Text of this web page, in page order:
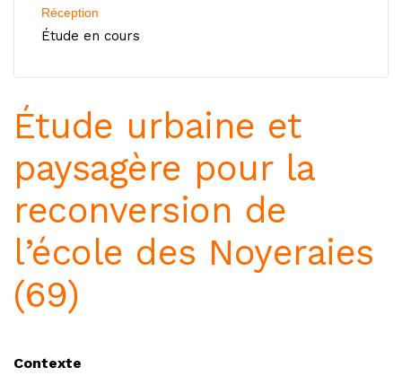
Réception
Étude en cours
Étude urbaine et
paysagère pour la
reconversion de
l’école des Noyeraies
(69)
Contexte